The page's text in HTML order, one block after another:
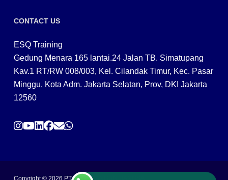
CONTACT US
ESQ Training
Gedung Menara 165 lantai.24 Jalan TB. Simatupang
Kav.1 RT/RW 008/003, Kel. Cilandak Timur, Kec. Pasar
Minggu, Kota Adm. Jakarta Selatan, Prov, DKI Jakarta
12560
Copyright © 2026 PT ARGA BANGUN BANGSA